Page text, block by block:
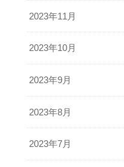
2023年11月
2023年10月
2023年9月
2023年8月
2023年7月